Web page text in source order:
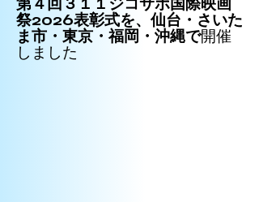
祭2026表彰式を、仙台・さいた
ま市・東京・福岡・沖縄で開催
しました